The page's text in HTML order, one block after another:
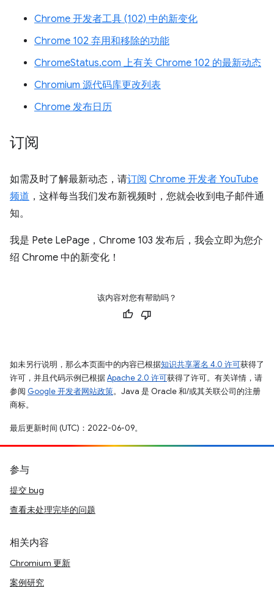
Chrome 开发者工具 (102) 中的新变化
Chrome 102 弃用和移除的功能
ChromeStatus.com 上有关 Chrome 102 的最新动态
Chromium 源代码库更改列表
Chrome 发布日历
订阅
如需及时了解最新动态，请订阅 Chrome 开发者 YouTube
频道 ，这样每当我们发布新视频时，您就会收到电子邮件通
知。
我是 Pete LePage，Chrome 103 发布后，我会立即为您介
绍 Chrome 中的新变化！
该内容对您有帮助吗？
如未另行说明，那么本页面中的内容已根据知识共享署名 4.0 许可获得了
许可，并且代码示例已根据Apache 2.0 许可获得了许可。有关详情，请
参阅 Google 开发者网站政策。Java 是 Oracle 和/或其关联公司的注册
商标。
最后更新时间 (UTC)：2022-06-09。
参与
提交 bug
查看未处理完毕的问题
相关内容
Chromium 更新
案例研究